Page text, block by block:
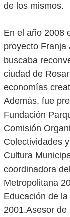
de los mismos.
En el año 2008
proyecto Franja
buscaba
ciudad de
economías
Además, fue
Fundación
Comisión
Colectividades
Cultura
coordinadora
Metropolitana
Educación de
2001.Asesor